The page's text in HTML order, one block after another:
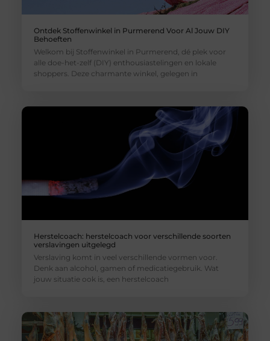
Ontdek Stoffenwinkel in Purmerend Voor Al Jouw DIY
Behoeften
Welkom bij Stoffenwinkel in Purmerend, dé plek voor
alle doe-het-zelf (DIY) enthousiastelingen en lokale
shoppers. Deze charmante winkel, gelegen in
Herstelcoach: herstelcoach voor verschillende soorten
verslavingen uitgelegd
Verslaving komt in veel verschillende vormen voor.
Denk aan alcohol, gamen of medicatiegebruik. Wat
jouw situatie ook is, een herstelcoach